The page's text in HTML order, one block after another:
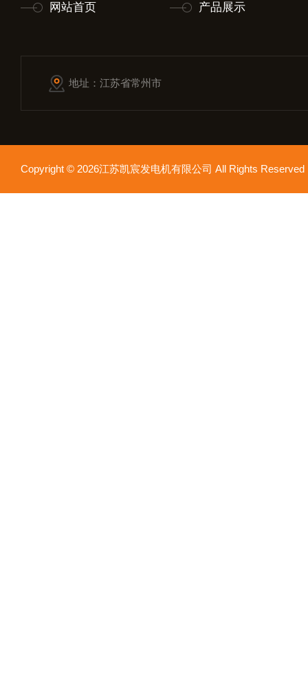
网站首页 产品展示
地址：江苏省常州市
Copyright © 2026江苏凯宸发电机有限公司 All Rights